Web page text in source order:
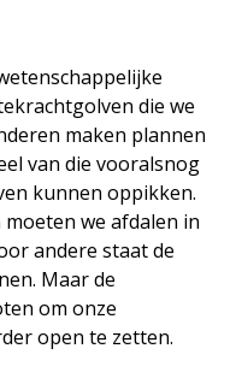
die we
maken plannen
van die vooralsnog
kunnen oppikken.
we afdalen in
andere staat de
Maar de
om onze
open te zetten.